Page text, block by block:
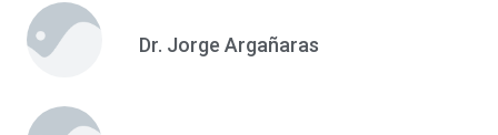
Dr. Jorge Argañaras